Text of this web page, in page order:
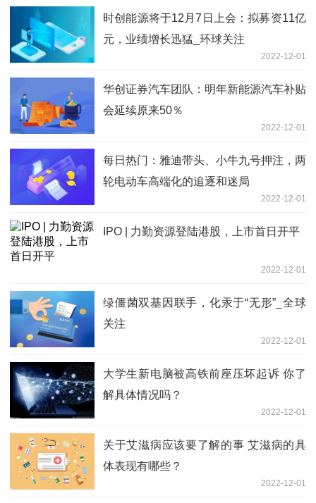
时创能源将于12月7日上会：拟募资11亿
元，业绩增长迅猛_环球关注
2022-12-01
华创证券汽车团队：明年新能源汽车补贴
会延续原来50％
2022-12-01
每日热门：雅迪带头、小牛九号押注，两
轮电动车高端化的追逐和迷局
2022-12-01
IPO | 力勤资源登陆港股，上市首日开平
2022-12-01
绿僵菌双基因联手，化汞于“无形”_全球
关注
2022-12-01
大学生新电脑被高铁前座压坏起诉 你了
解具体情况吗？
2022-12-01
关于艾滋病应该要了解的事 艾滋病的具
体表现有哪些？
2022-12-01